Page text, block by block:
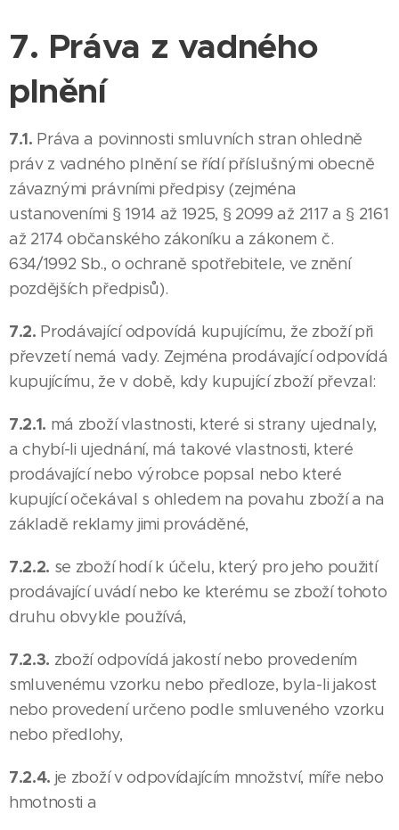
7. Práva z vadného
plnění
7.1. Práva a povinnosti smluvních stran ohledně
práv z vadného plnění se řídí příslušnými obecně
závaznými právními předpisy (zejména
ustanoveními § 1914 až 1925, § 2099 až 2117 a § 2161
až 2174 občanského zákoníku a zákonem č.
634/1992 Sb., o ochraně spotřebitele, ve znění
pozdějších předpisů).
7.2. Prodávající odpovídá kupujícímu, že zboží při
převzetí nemá vady. Zejména prodávající odpovídá
kupujícímu, že v době, kdy kupující zboží převzal:
7.2.1. má zboží vlastnosti, které si strany ujednaly,
a chybí-li ujednání, má takové vlastnosti, které
prodávající nebo výrobce popsal nebo které
kupující očekával s ohledem na povahu zboží a na
základě reklamy jimi prováděné,
7.2.2. se zboží hodí k účelu, který pro jeho použití
prodávající uvádí nebo ke kterému se zboží tohoto
druhu obvykle používá,
7.2.3. zboží odpovídá jakostí nebo provedením
smluvenému vzorku nebo předloze, byla-li jakost
nebo provedení určeno podle smluveného vzorku
nebo předlohy,
7.2.4. je zboží v odpovídajícím množství, míře nebo
hmotnosti a